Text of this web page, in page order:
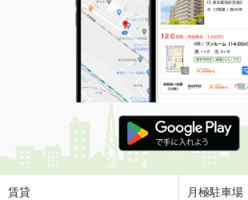
賃貸 月極駐車場